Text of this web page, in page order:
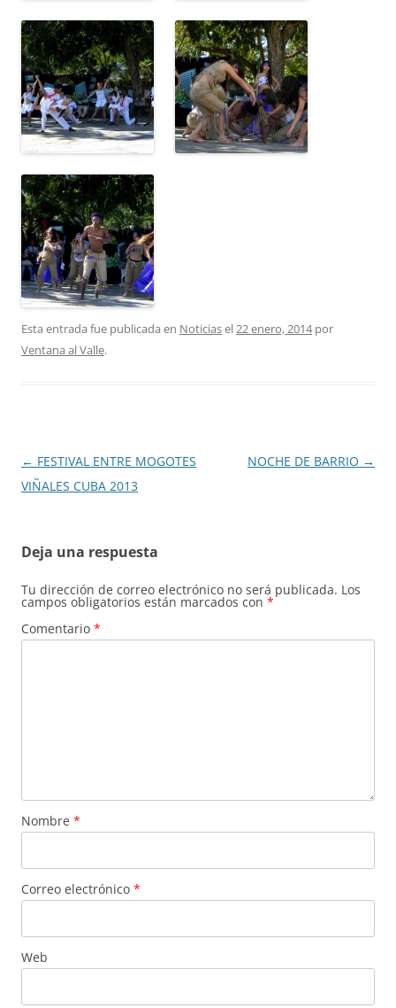
Esta entrada fue publicada en Noticiasel22 enero, 2014por
Ventana al Valle.
Navegación
de
← FESTIVAL ENTRE MOGOTES
VIÑALES CUBA 2013
NOCHE DE BARRIO →
Deja una respuesta
Tu dirección de correo electrónico no será publicada. Los
campos obligatorios están marcados con *
Comentario *
Nombre *
Correo electrónico *
Web